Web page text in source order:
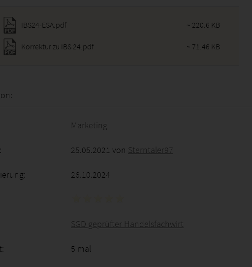
IBS24-ESA.pdf ~ 220.6 KB
Korrektur zu IBS 24.pdf ~ 71.46 KB
Marketing
25.05.2021 von Sterntaler97
26.10.2024
SGD geprüfter Handelsfachwirt
5 mal